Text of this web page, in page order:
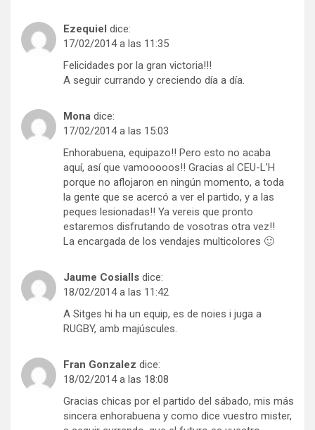
Ezequiel dice:
17/02/2014 a las 11:35
Felicidades por la gran victoria!!!
A seguir currando y creciendo día a día.
Mona dice:
17/02/2014 a las 15:03
Enhorabuena, equipazo!! Pero esto no acaba
aquí, así que vamooooos!! Gracias al CEU-L’H
porque no aflojaron en ningún momento, a toda
la gente que se acercó a ver el partido, y a las
peques lesionadas!! Ya vereis que pronto
estaremos disfrutando de vosotras otra vez!!
La encargada de los vendajes multicolores 🙂
Jaume Cosialls dice:
18/02/2014 a las 11:42
A Sitges hi ha un equip, es de noies i juga a
RUGBY, amb majúscules.
Fran Gonzalez dice:
18/02/2014 a las 18:08
Gracias chicas por el partido del sábado, mis más
sincera enhorabuena y como dice vuestro mister,